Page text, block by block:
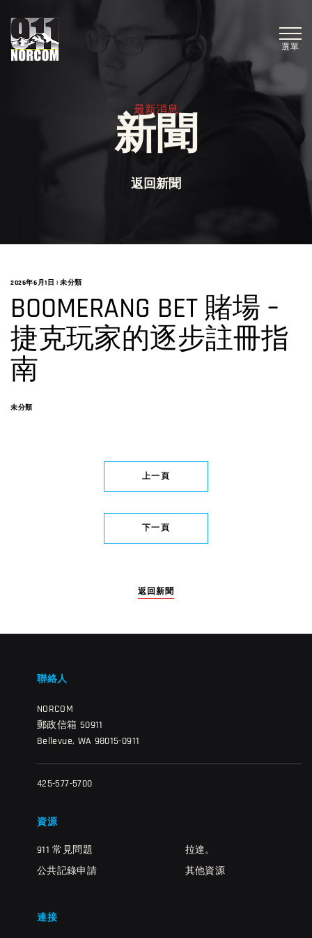
選單
最新消息
新聞
返回新聞
2026年6月1日 | 未分類
BOOMERANG BET 賭場 –
捷克玩家的逐步註冊指
南
未分類
上一頁
下一頁
返回新聞
聯絡人
NORCOM
郵政信箱 50911
Bellevue, WA 98015-0911
425-577-5700
資源
911 常見問題
公共記錄申請
拉達。
其他資源
連接